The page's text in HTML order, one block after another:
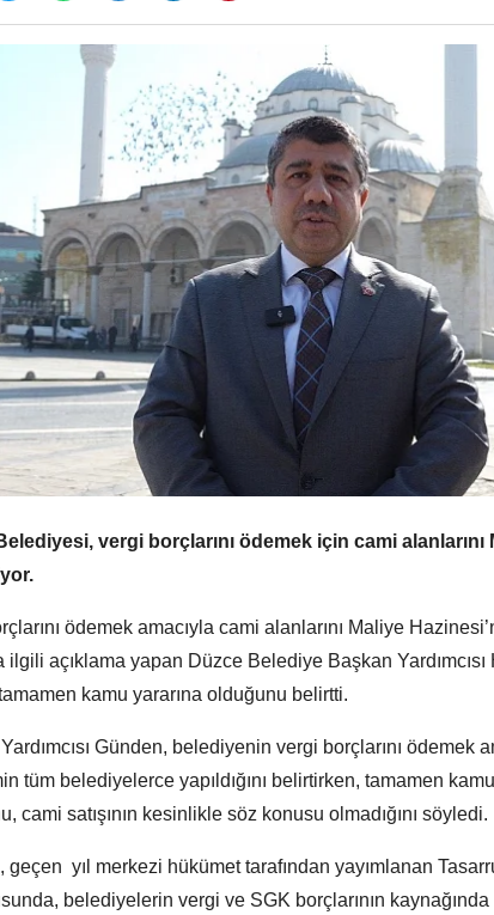
vergi borçlarını ödemek için cami alanlarını
ödemek amacıyla cami alanlarını Maliye
ilgili açıklama yapan Düzce Belediye Başkan
kamu yararına olduğunu belirtti.
Günden, belediyenin vergi borçlarını ödemek
tüm belediyelerce yapıldığını belirtirken, tamamen
cami satışının kesinlikle söz konusu olmadığını söyledi.
geçen yıl merkezi hükümet tarafından yayımlanan
belediyelerin vergi ve SGK borçlarının